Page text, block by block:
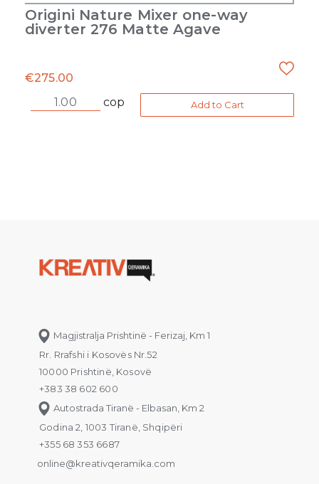
Origini Nature Mixer one-way
diverter 276 Matte Agave
€275.00
cop
Add to Cart
Magjistralja Prishtinë - Ferizaj, Km 1
Rr. Rrafshi i Kosovës Nr.52
10000 Prishtinë, Kosovë
+383 38 602 600
Autostrada Tiranë - Elbasan, Km 2
Godina 2, 1003 Tiranë, Shqipëri
+355 68 353 6687
online@kreativqeramika.com